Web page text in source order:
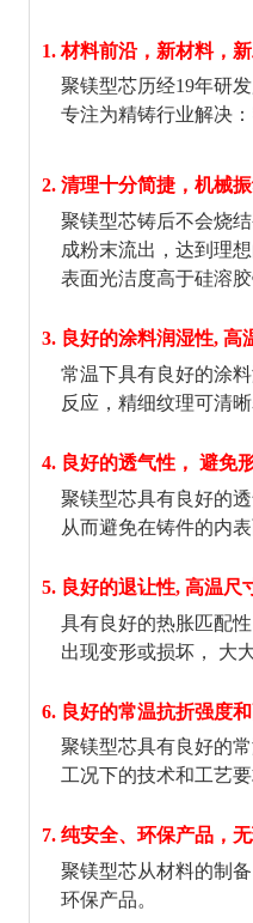
1.材料前沿，新材料，新
聚镁型芯历经19年研发
专注为精铸行业解决：
2. 清理十分简捷，机械
聚镁型芯铸后不会烧结
成粉末流出，达到理想
表面光洁度高于硅溶胶
3. 良好的涂料润湿性, 高
常温下具有良好的涂料
反应，精细纹理可清晰
4. 良好的透气性， 避免
聚镁型芯具有良好的透
从而避免在铸件的内表
5. 良好的退让性, 高温尺
具有良好的热胀匹配性
出现变形或损坏， 大
6. 良好的常温抗折强度
聚镁型芯具有良好的常
工况下的技术和工艺要
7. 纯安全、环保产品，
聚镁型芯从材料的制备
环保产品。